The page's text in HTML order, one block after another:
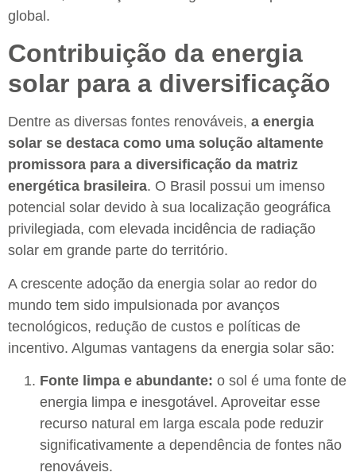
global.
Contribuição da energia
solar para a diversificação
Dentre as diversas fontes renováveis, a energia
solar se destaca como uma solução altamente
promissora para a diversificação da matriz
energética brasileira. O Brasil possui um imenso
potencial solar devido à sua localização geográfica
privilegiada, com elevada incidência de radiação
solar em grande parte do território.
A crescente adoção da energia solar ao redor do
mundo tem sido impulsionada por avanços
tecnológicos, redução de custos e políticas de
incentivo. Algumas vantagens da energia solar são:
Fonte limpa e abundante: o sol é uma fonte de
energia limpa e inesgotável. Aproveitar esse
recurso natural em larga escala pode reduzir
significativamente a dependência de fontes não
renováveis.